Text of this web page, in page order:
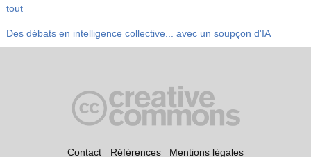
tout
Des débats en intelligence collective... avec un soupçon d'IA
Contact Références Mentions légales